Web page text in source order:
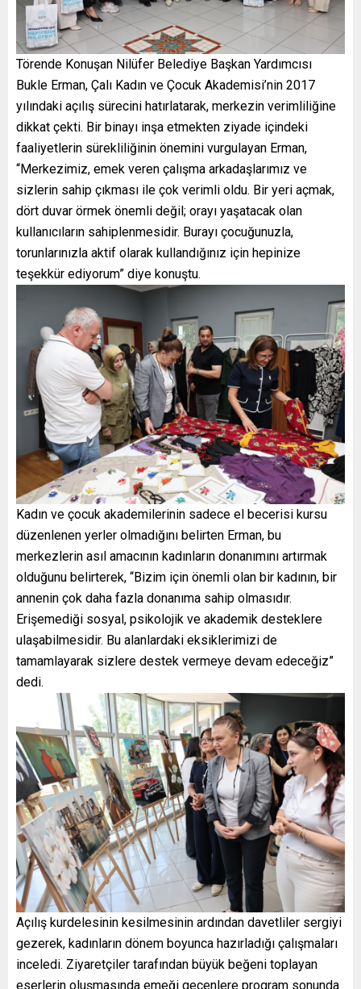
Törende Konuşan Nilüfer Belediye Başkan Yardımcısı
Bukle Erman, Çalı Kadın ve Çocuk Akademisi’nin 2017
yılındaki açılış sürecini hatırlatarak, merkezin verimliliğine
dikkat çekti. Bir binayı inşa etmekten ziyade içindeki
faaliyetlerin sürekliliğinin önemini vurgulayan Erman,
“Merkezimiz, emek veren çalışma arkadaşlarımız ve
sizlerin sahip çıkması ile çok verimli oldu. Bir yeri açmak,
dört duvar örmek önemli değil; orayı yaşatacak olan
kullanıcıların sahiplenmesidir. Burayı çocuğunuzla,
torunlarınızla aktif olarak kullandığınız için hepinize
teşekkür ediyorum” diye konuştu.
Kadın ve çocuk akademilerinin sadece el becerisi kursu
düzenlenen yerler olmadığını belirten Erman, bu
merkezlerin asıl amacının kadınların donanımını artırmak
olduğunu belirterek, “Bizim için önemli olan bir kadının, bir
annenin çok daha fazla donanıma sahip olmasıdır.
Erişemediği sosyal, psikolojik ve akademik desteklere
ulaşabilmesidir. Bu alanlardaki eksiklerimizi de
tamamlayarak sizlere destek vermeye devam edeceğiz”
dedi.
Açılış kurdelesinin kesilmesinin ardından davetliler sergiyi
gezerek, kadınların dönem boyunca hazırladığı çalışmaları
inceledi. Ziyaretçiler tarafından büyük beğeni toplayan
eserlerin oluşmasında emeği geçenlere program sonunda